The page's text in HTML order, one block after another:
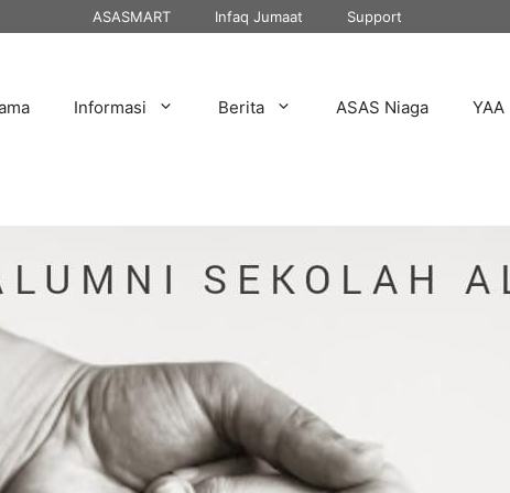
ASASMART Infaq Jumaat Support
Informasi Berita ASAS Niaga YAA